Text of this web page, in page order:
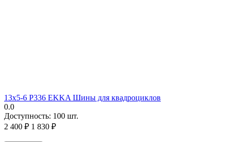
13х5-6 P336 EKKA Шины для квадроциклов
0.0
Доступность: 100 шт.
2 400 ₽ 1 830 ₽